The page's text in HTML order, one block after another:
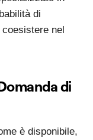
di
nel
di
è disponibile,